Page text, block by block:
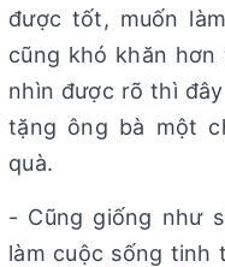
được tốt, muốn
cũng khó khăn
nhìn được rõ thì
tặng ông bà một
quà.
- Cũng giống như
làm cuộc sống tinh